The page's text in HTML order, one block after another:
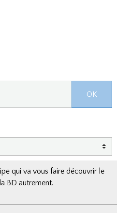
OK
qui va vous faire découvrir le
BD autrement.